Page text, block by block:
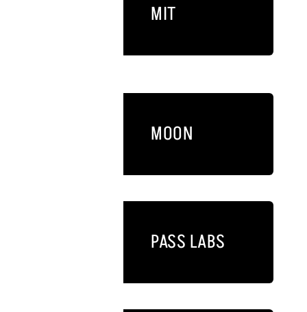
MIT
MOON
PASS LABS